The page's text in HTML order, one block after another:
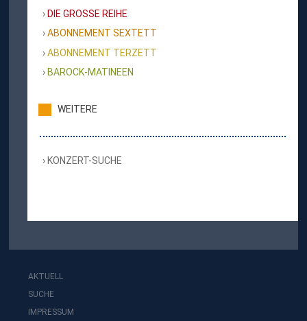
DIE GROSSE REIHE
ABONNEMENT SEXTETT
ABONNEMENT TERZETT
BAROCK-MATINEEN
WEITERE
KONZERT-SUCHE
AKTUELL
SUCHE
IMPRESSUM